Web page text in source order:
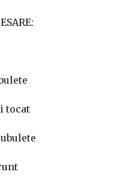
tocat